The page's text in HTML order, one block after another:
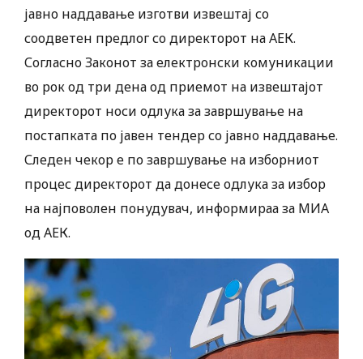
јавно наддавање изготви извештај со
соодветен предлог со директорот на АЕК.
Согласно Законот за електронски комуникации
во рок од три дена од приемот на извештајот
директорот носи одлука за завршување на
постапката по јавен тендер со јавно наддавање.
Следен чекор е по завршување на изборниот
процес директорот да донесе одлука за избор
на најповолен понудувач, информираа за МИА
од АЕК.